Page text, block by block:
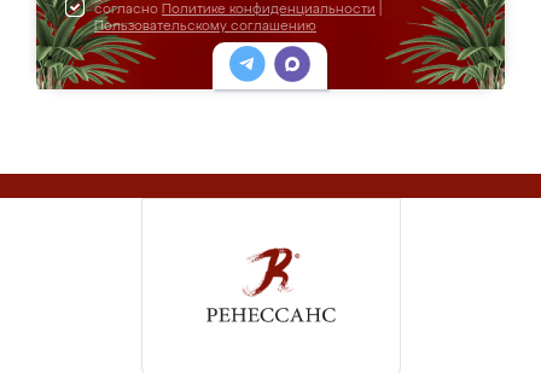
согласно Политике конфиденциальности
Пользовательскому соглашению